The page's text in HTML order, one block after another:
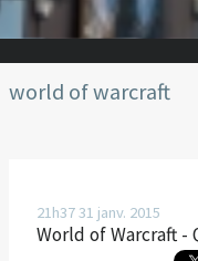
world of warcraft
21h3731 janv. 2015
World of Warcraft -